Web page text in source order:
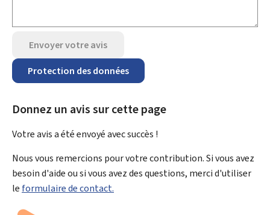
Envoyer votre avis
Protection des données
Donnez un avis sur cette page
Votre avis a été envoyé avecsuccès !
Nous vous remercions pour votre contribution. Si vous avez
besoin d'aide ou si vous avez des questions, merci d'utiliser
le formulaire de contact.